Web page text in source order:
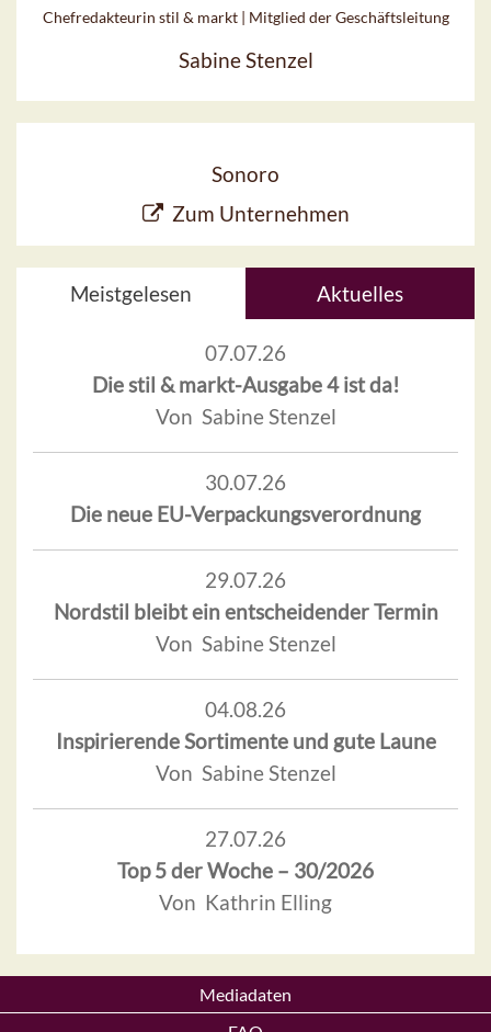
Chefredakteurin stil & markt | Mitglied der Geschäftsleitung
Sabine Stenzel
Sonoro
Zum Unternehmen
Meistgelesen Aktuelles
07.07.26
Die stil & markt-Ausgabe 4 ist da!
Von Sabine Stenzel
30.07.26
Die neue EU-Verpackungsverordnung
29.07.26
Nordstil bleibt ein entscheidender Termin
Von Sabine Stenzel
04.08.26
Inspirierende Sortimente und gute Laune
Von Sabine Stenzel
27.07.26
Top 5 der Woche – 30/2026
Von Kathrin Elling
Mediadaten